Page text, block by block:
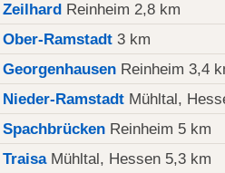
Zeilhard Reinheim 2,8 km
Ober-Ramstadt 3 km
Georgenhausen Reinheim 3,4
Nieder-Ramstadt Mühltal,
Spachbrücken Reinheim 5 km
TraisaMühltal, Hessen 5,3 km